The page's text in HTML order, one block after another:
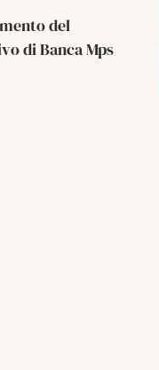
del
di Banca Mps